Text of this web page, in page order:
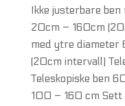
Ikke justerbare
20cm – 160cm
med ytre
(20cm intervall)
Teleskopiske ben
100 – 160 cm Sett